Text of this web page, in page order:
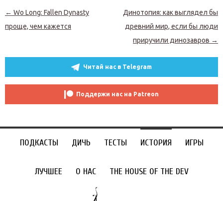
Навигация по записям
← Wo Long: Fallen Dynasty
проще, чем кажется
Динотопия: как выглядел бы
древний мир, если бы люди
приручили динозавров →
Читай нас в Telegram
Поддержи нас на Patreon
ПОДКАСТЫ ДИЧЬ ТЕСТЫ ИСТОРИЯ ИГРЫ
ЛУЧШЕЕ О НАС THE HOUSE OF THE DEV